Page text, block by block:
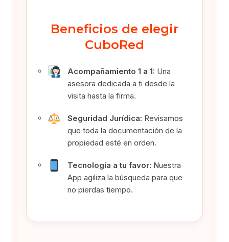
Beneficios de elegir
CuboRed
Acompañamiento 1 a 1: Una
asesora dedicada a ti desde la
visita hasta la firma.
Seguridad Jurídica: Revisamos
que toda la documentación de la
propiedad esté en orden.
Tecnología a tu favor: Nuestra
App agiliza la búsqueda para que
no pierdas tiempo.